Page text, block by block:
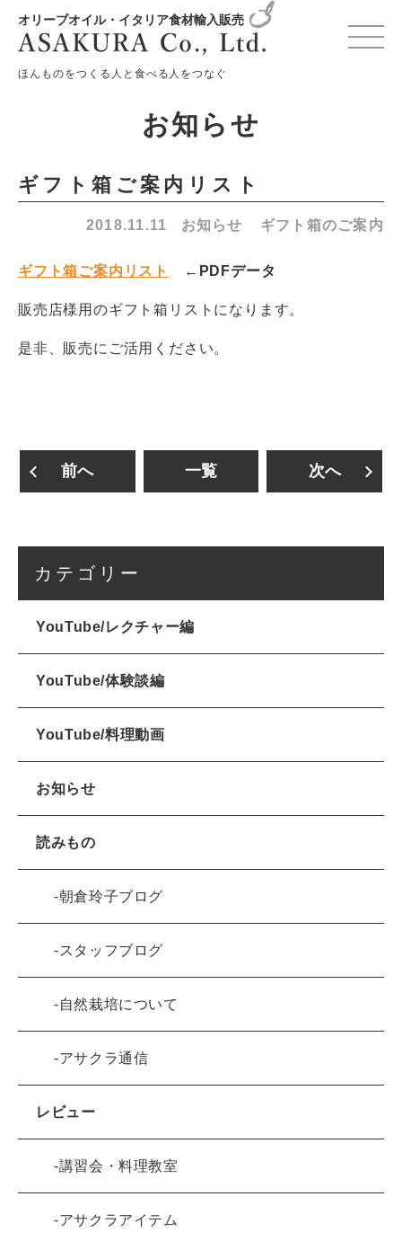
オリーブオイル・イタリア食材輸入販売
ほんものをつくる人と食べる人をつなぐ
HOME お知らせ お知らせ
お知らせ
ギフト箱ご案内リスト
2018.11.11 お知らせ ギフト箱のご案内
ギフト箱ご案内リスト ←PDFデータ
販売店様用のギフト箱リストになります。
是非、販売にご活用ください。
前へ 一覧 次へ
カテゴリー
YouTube/レクチャー編
YouTube/体験談編
YouTube/料理動画
お知らせ
読みもの
朝倉玲子ブログ
スタッフブログ
自然栽培について
アサクラ通信
レビュー
講習会・料理教室
アサクラアイテム